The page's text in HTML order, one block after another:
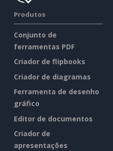
Produtos
Conjunto de
ferramentas PDF
Criador de flipbooks
Criador de diagramas
Ferramenta de desenho
gráfico
Editor de documentos
Criador de
apresentações